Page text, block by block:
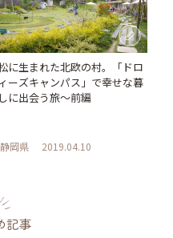
に生まれた北欧の村。「ドロ
ーズキャンパス」で幸せな暮
に出会う旅～前編
静岡県 2019.04.10
記事